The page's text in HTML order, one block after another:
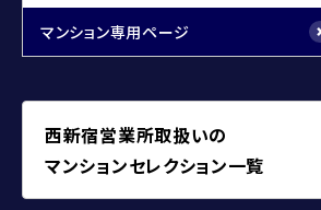
マンション専用ページ
西新宿営業所取扱いの
マンションセレクション一覧